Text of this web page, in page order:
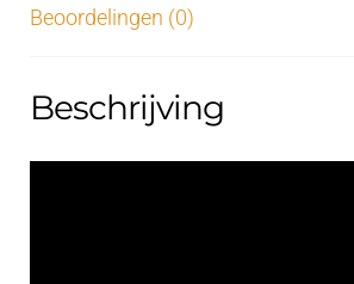
Beoordelingen (0)
Beschrijving